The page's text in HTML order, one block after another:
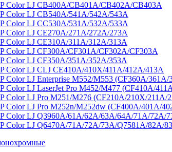
Color LJ CB400A/CB401A/CB402A/CB403A
Color LJ CB540A/541A/542A/543A
Color LJ CC530A/531A/532A/533A
Color LJ CE270A/271A/272A/273A
Color LJ CE310A/311A/312A/313A
Color LJ CF300A/CF301A/CF302A/CF303A
Color LJ CF350A/351A/352A/353A
Color LJ CLJ CE410A/410X/411A/412A/413A
Color LJ Enterprise M552/M553 (CF360A/361A/
Color LJ LaserJet Pro M452/M477 (CF410A/
Color LJ Pro M251/M276 (CF210A/210X/211A/
Color LJ Pro M252n/M252dw (CF400A/401A/
Color LJ Q3960A/61A/62A/63A/64A/71A/72A/
Color LJ Q6470A/71A/72A/73A/Q7581A/82A/